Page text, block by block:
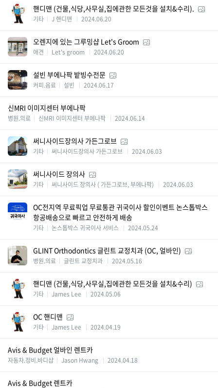
핸디맨 (건물,식당,사무실,집에관한 모든것을 설치&수리).
기타 J 핸디맨 2024.06.20
오렌지에 있는 그루밍샵 Let's Groom
애견 Let's groom 2024.06.20
설빈 부에나팍 밭빙수전문
커피.음료 설빈 2024.06.17
신MRI 이미지센터 부에나팍
병원.의료 신MRI 이미지센터 부에나팍 2024.06.14
써니사이드장의사 가든그로브
기타 써니사이드장의사 가든그로브 2024.06.03
써니사이드 장의사
기타 써니사이드 장의사 ( 가든그로브, 부에나팍) 2024.06.03
OC전지역 무료픽업 무료통관 귀국이사 할인이벤트 논스톱박스
항공배송으로 빠르고 안전하게 배송
기타 논스톱박스 귀국이사 서비스 2024.05.24
GLINT Orthodontics 글린트 교정치과 (OC, 얼바인)
병원.의료 글린트 교정치과 2024.05.16
핸디맨 (건물,식당,사무실,집에관한 모든것을 설치&수리)
기타 James Lee 2024.05.06
OC 핸디맨
기타 James Lee 2024.04.19
Avis & Budget 얼바인 렌트카
자동차.정비.바디샵 Jason Hwang 2024.04.18
Avis & Budget 렌트카